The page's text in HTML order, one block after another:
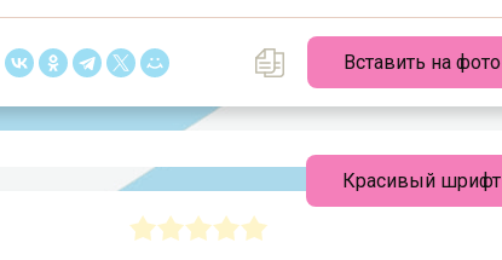
Вставить на фото
Красивый шрифт